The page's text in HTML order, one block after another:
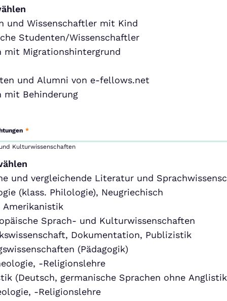
und Wissenschaftler mit Kind
Studenten/Wissenschaftler
mit Migrationshintergrund
und Alumni von e-fellows.net
mit Behinderung
*
Kulturwissenschaften
und vergleichende Literatur und
(klass. Philologie), Neugriechisch
Sprach- und Kulturwissenschaften
Dokumentation, Publizistik
(Pädagogik)
-Religionslehre
(Deutsch, germanische Sprachen ohne
-Religionslehre